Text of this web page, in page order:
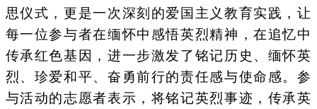
思仪式，更是一次深刻的爱国主义教育实践，让
每一位参与者在缅怀中感悟英烈精神，在追忆中
传承红色基因，进一步激发了铭记历史、缅怀英
烈、珍爱和平、奋勇前行的责任感与使命感。参
与活动的志愿者表示，将铭记英烈事迹，传承英